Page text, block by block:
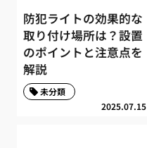
防犯ライトの効果的な
取り付け場所は？設置
のポイントと注意点を
解説
2025.07.15
未分類